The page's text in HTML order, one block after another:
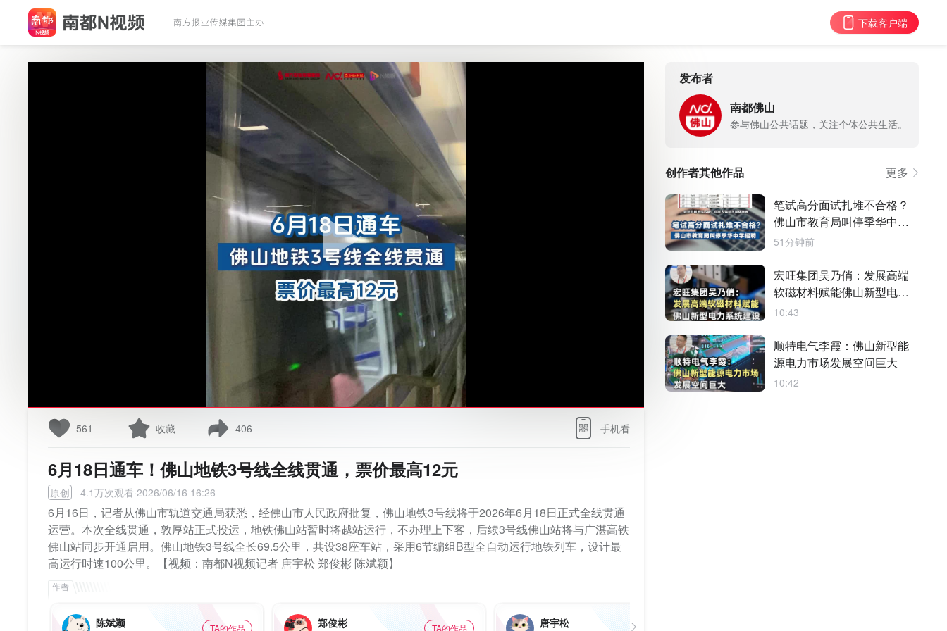
下载客户端
561 收藏 406 手机看
6月18日通车！佛山地铁3号线全线贯通，票价最高12元
原创 4.1万次观看·2026/06/16 16:26
6月16日，记者从佛山市轨道交通局获悉，经佛山市人民政府批复，佛山地铁3号线将于2026年6月18日正式全线贯通
运营。本次全线贯通，敦厚站正式投运，地铁佛山站暂时将越站运行，不办理上下客，后续3号线佛山站将与广湛高铁
佛山站同步开通启用。佛山地铁3号线全长69.5公里，共设38座车站，采用6节编组B型全自动运行地铁列车，设计最
高运行时速100公里。【视频：南都N视频记者 唐宇松 郑俊彬 陈斌颖】
陈斌颖 TA的作品 郑俊彬 TA的作品 唐宇松
发布者
南都佛山
参与佛山公共话题，关注个体公共生活。
创作者其他作品
更多
笔试高分面试扎堆不合格？
佛山市教育局叫停季华中学
招聘
51分钟前
宏旺集团吴乃俏：发展高端
软磁材料赋能佛山新型电力
系统建设
10:43
顺特电气李霞：佛山新型能
源电力市场发展空间巨大
10:42